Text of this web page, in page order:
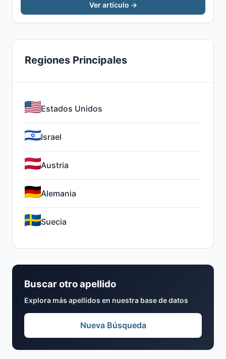
Ver artículo →
Regiones Principales
Estados Unidos
Israel
Austria
Alemania
Suecia
Buscar otro apellido
Explora más apellidos en nuestra base de datos
Nueva Búsqueda